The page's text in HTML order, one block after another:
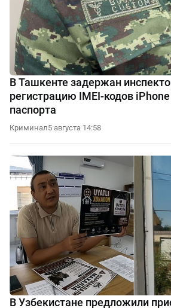
В Ташкенте задержан
регистрацию IMEI-кодов
паспорта
Криминал5 августа 14:58
В Узбекистане предложили